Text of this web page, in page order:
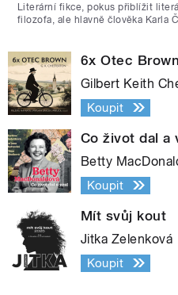
Literární fikce, pokus přiblížit
filozofa, ale hlavně člověka Karla
6x Otec Brown
Gilbert Keith
Koupit
Co život dal a
Betty
Koupit
Mít svůj kout
Jitka Zelenková
Koupit